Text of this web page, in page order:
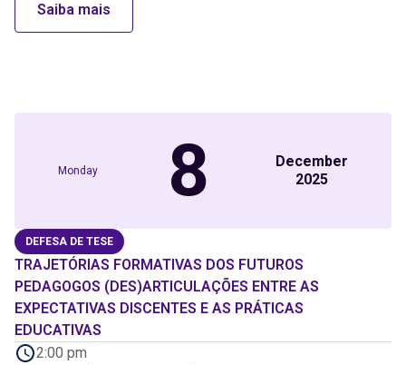
Saiba mais
Monday 8
December
2025
DEFESA DE TESE
TRAJETÓRIAS FORMATIVAS DOS FUTUROS
PEDAGOGOS (DES)ARTICULAÇÕES ENTRE AS
EXPECTATIVAS DISCENTES E AS PRÁTICAS
EDUCATIVAS
2:00 pm